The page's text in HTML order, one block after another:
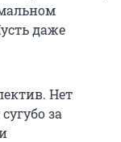
даже
Нет
за